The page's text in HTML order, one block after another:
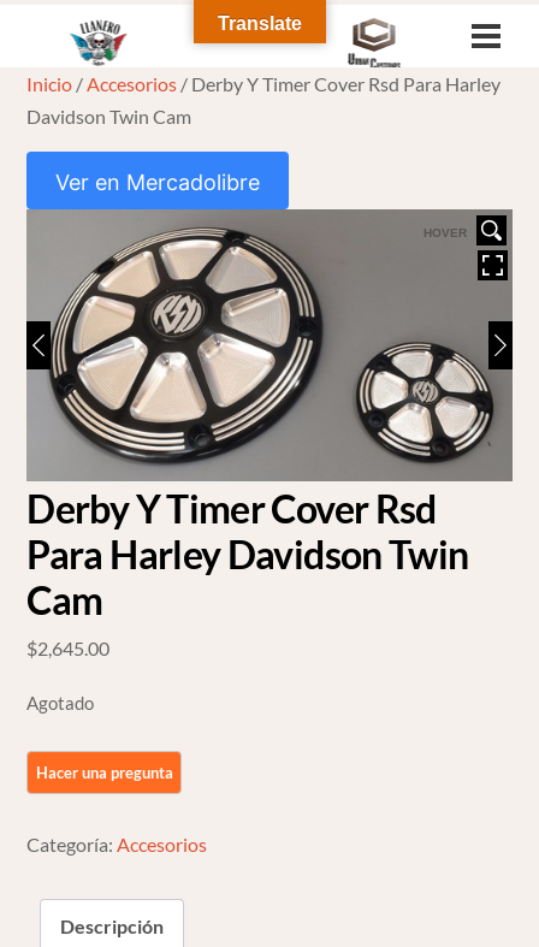
content
Inicio /Accesorios / Derby Y Timer Cover Rsd Para Harley
Davidson Twin Cam
Ver en Mercadolibre
HOVER
Derby Y Timer Cover Rsd
Para Harley Davidson Twin
Cam
$2,645.00
Agotado
Categoría: Accesorios
Descripción
Translate